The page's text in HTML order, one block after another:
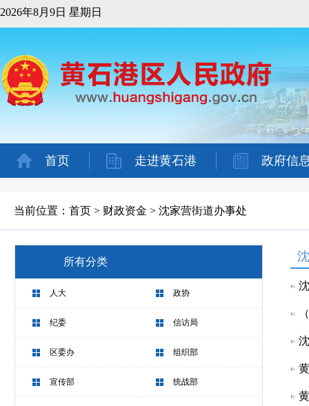
2026年8月9日 星期日
首页 走进黄石港 政府信
当前位置： 首页 > 财政资金 > 沈家营街道办事处
所有分类
人大 政协
纪委 信访局
区委办 组织部
宣传部 统战部